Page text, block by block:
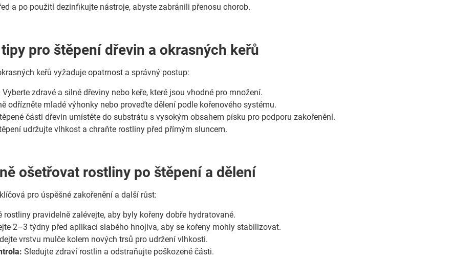
a po použití dezinfikujte nástroje, abyste zabránili přenosu chorob.
pro štěpení dřevin a okrasných keřů
keřů vyžaduje opatrnost a správný postup:
Vyberte zdravé a silné dřeviny nebo keře, které jsou vhodné pro množení.
odřízněte mladé výhonky nebo proveďte dělení podle kořenového systému.
části dřevin umístěte do substrátu s vysokým obsahem písku pro podporu zakořenění.
udržujte vlhkost a chraňte rostliny před přímým sluncem.
ošetřovat rostliny po štěpení a dělení
pro úspěšné zakořenění a další růst:
rostliny pravidelně zalévejte, aby byly kořeny dobře hydratované.
2–3 týdny před aplikací slabého hnojiva, aby se kořeny mohly stabilizovat.
vrstvu mulče kolem nových trsů pro udržení vlhkosti.
Sledujte zdraví rostlin a odstraňujte poškozené části.